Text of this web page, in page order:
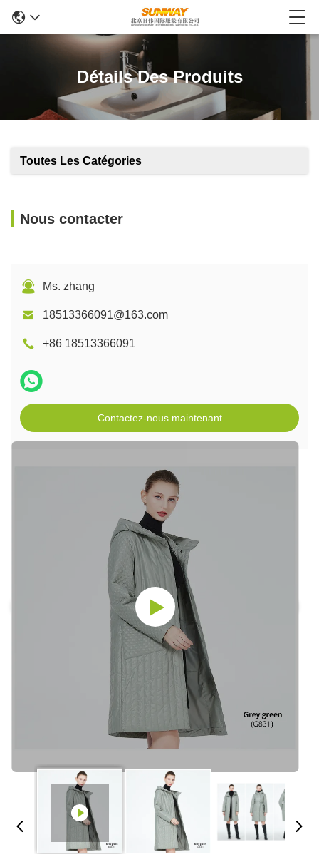
Détails Des Produits
Toutes Les Catégories
Nous contacter
Ms. zhang
18513366091@163.com
+86 18513366091
Contactez-nous maintenant